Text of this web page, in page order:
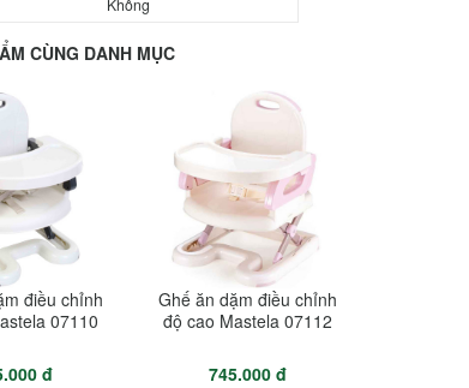
Không
CÙNG DANH MỤC
điều chỉnh
07110
đ
Ghế ăn dặm điều chỉnh
độ cao Mastela 07112
745.000 đ